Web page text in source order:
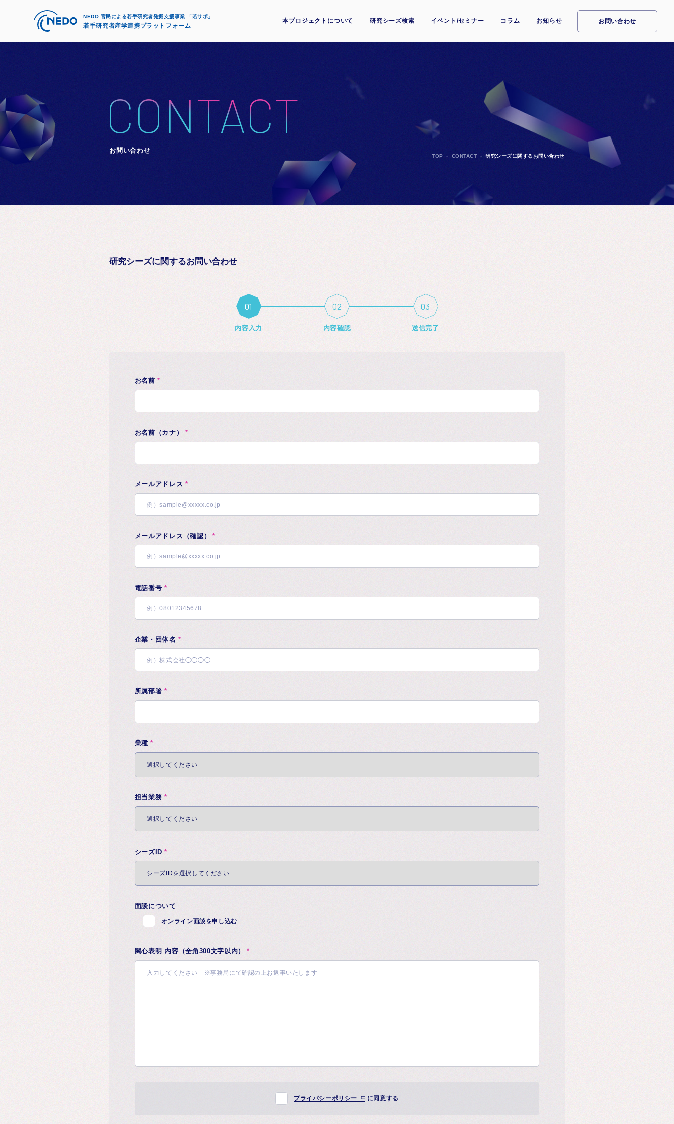
NEDO 官民による若手研究者発掘支援事業 「若サポ」
若手研究者産学連携プラットフォーム
本プロジェクトについて 研究シーズ検索 イベント/セミナー コラム お知らせ お問い合わせ
CONTACT
お問い合わせ
TOP CONTACT 研究シーズに関するお問い合わせ
研究シーズに関するお問い合わせ
内容入力 内容確認 送信完了
お名前 *
お名前（カナ） *
メールアドレス *
メールアドレス（確認） *
電話番号 *
企業・団体名 *
所属部署 *
業種 *
担当業務 *
シーズID *
面談について
オンライン面談を申し込む
関心表明 内容（全角300文字以内） *
プライバシーポリシー に同意する